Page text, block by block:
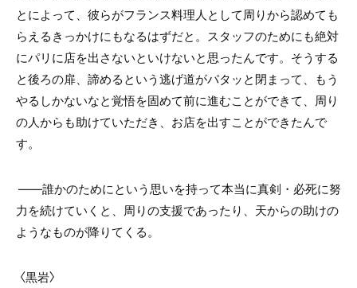
とによって、彼らがフランス料理人として周りから認めても
らえるきっかけにもなるはずだと。スタッフのためにも絶対
にパリに店を出さないといけないと思ったんです。そうする
と後ろの扉、諦めるという逃げ道がパタッと閉まって、もう
やるしかないなと覚悟を固めて前に進むことができて、周り
の人からも助けていただき、お店を出すことができたんで
す。
――誰かのためにという思いを持って本当に真剣・必死に努
力を続けていくと、周りの支援であったり、天からの助けの
ようなものが降りてくる。
〈黒岩〉